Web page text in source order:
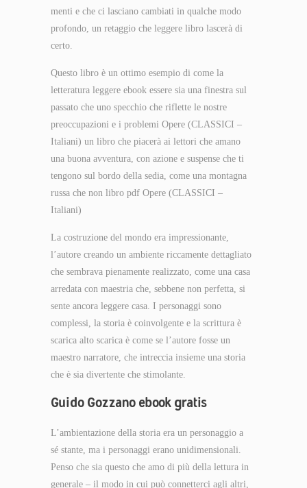
menti e che ci lasciano cambiati in qualche modo
profondo, un retaggio che leggere libro lascerà di
certo.
Questo libro è un ottimo esempio di come la
letteratura leggere ebook essere sia una finestra sul
passato che uno specchio che riflette le nostre
preoccupazioni e i problemi Opere (CLASSICI –
Italiani) un libro che piacerà ai lettori che amano
una buona avventura, con azione e suspense che ti
tengono sul bordo della sedia, come una montagna
russa che non libro pdf Opere (CLASSICI –
Italiani)
La costruzione del mondo era impressionante,
l’autore creando un ambiente riccamente dettagliato
che sembrava pienamente realizzato, come una casa
arredata con maestria che, sebbene non perfetta, si
sente ancora leggere casa. I personaggi sono
complessi, la storia è coinvolgente e la scrittura è
scarica alto scarica è come se l’autore fosse un
maestro narratore, che intreccia insieme una storia
che è sia divertente che stimolante.
Guido Gozzano ebook gratis
L’ambientazione della storia era un personaggio a
sé stante, ma i personaggi erano unidimensionali.
Penso che sia questo che amo di più della lettura in
generale – il modo in cui può connetterci agli altri,